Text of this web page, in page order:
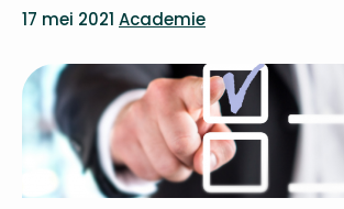
17 mei 2021 Academie